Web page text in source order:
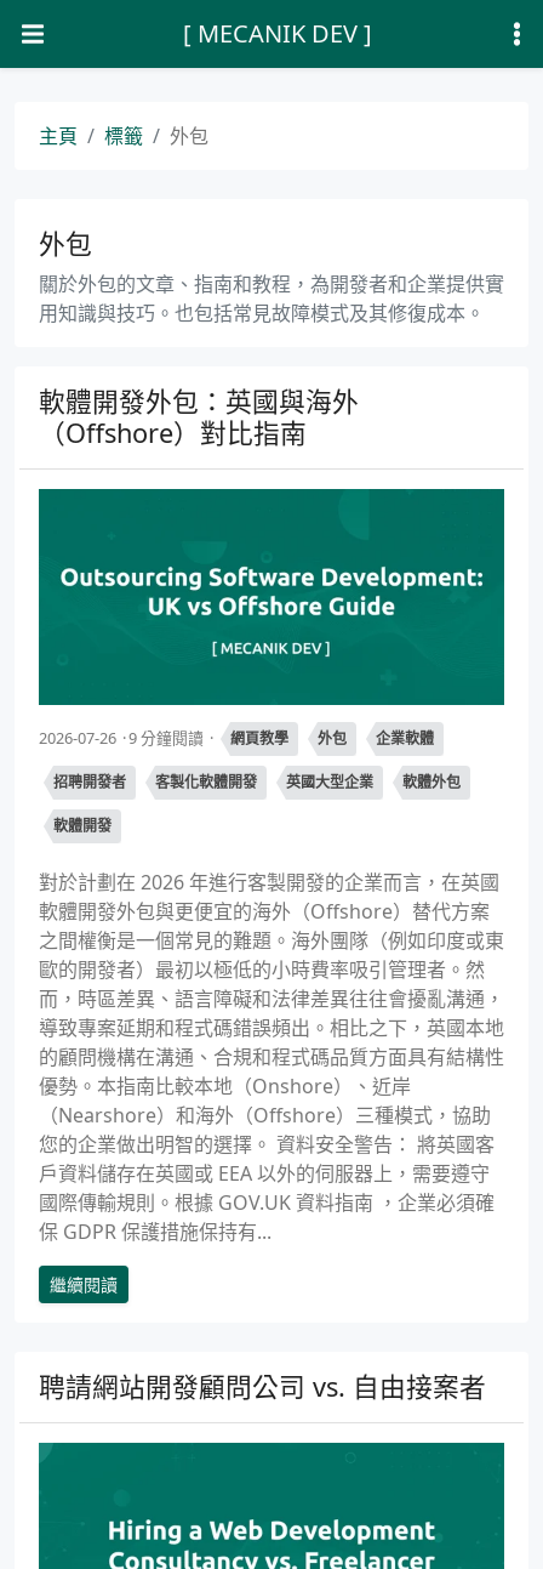
[ MECANIK DEV ]
主頁 標籤 外包
外包
關於外包的文章、指南和教程，為開發者和企業提供實
用知識與技巧。也包括常見故障模式及其修復成本。
軟體開發外包：英國與海外
（Offshore）對比指南
2026-07-26 9 分鐘閱讀 網頁教學 外包 企業軟體
招聘開發者 客製化軟體開發 英國大型企業 軟體外包
軟體開發
對於計劃在 2026 年進行客製開發的企業而言，在英國
軟體開發外包與更便宜的海外（Offshore）替代方案
之間權衡是一個常見的難題。海外團隊（例如印度或東
歐的開發者）最初以極低的小時費率吸引管理者。然
而，時區差異、語言障礙和法律差異往往會擾亂溝通，
導致專案延期和程式碼錯誤頻出。相比之下，英國本地
的顧問機構在溝通、合規和程式碼品質方面具有結構性
優勢。本指南比較本地（Onshore）、近岸
（Nearshore）和海外（Offshore）三種模式，協助
您的企業做出明智的選擇。 資料安全警告： 將英國客
戶資料儲存在英國或 EEA 以外的伺服器上，需要遵守
國際傳輸規則。根據 GOV.UK 資料指南 ，企業必須確
保 GDPR 保護措施保持有...
繼續閱讀
聘請網站開發顧問公司 vs. 自由接案者